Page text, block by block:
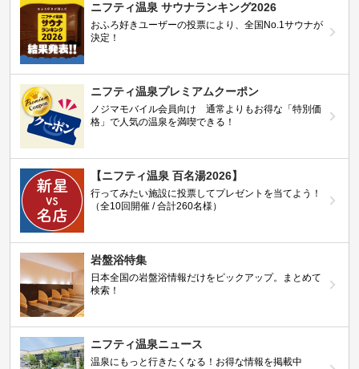
ニフティ温泉 サウナランキング2026
おふろ好きユーザーの投票により、全国No.1サウナが
決定！
ニフティ温泉プレミアムクーポン
ノジマモバイル会員向け 通常よりもお得な「特別価
格」で人気の温泉を満喫できる！
【ニフティ温泉 百名湯2026】
行ってみたい施設に投票してプレゼントを当てよう！
（全10回開催 / 合計260名様）
岩盤浴特集
日本全国の岩盤浴情報だけをピックアップ。まとめて
検索！
ニフティ温泉ニュース
温泉にもっと行きたくなる！お得な情報を掲載中